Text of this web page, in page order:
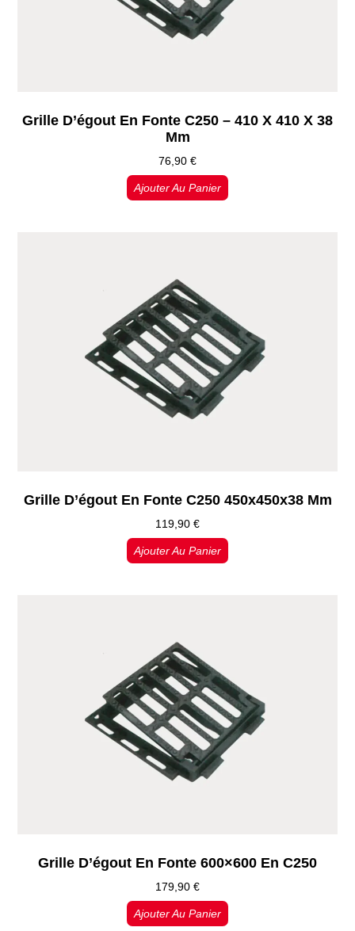
Grille D’égout En Fonte C250 – 410 X 410 X 38
Mm
76,90 €
Ajouter Au Panier
Grille D’égout En Fonte C250 450x450x38 Mm
119,90 €
Ajouter Au Panier
Grille D’égout En Fonte 600×600 En C250
179,90 €
Ajouter Au Panier